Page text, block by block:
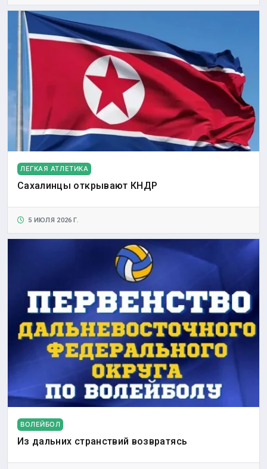
ЛЕГКАЯ АТЛЕТИКА
Сахалинцы открывают КНДР
5 ИЮЛЯ 2026 Г.
ВОЛЕЙБОЛ
Из дальних странствий возвратясь